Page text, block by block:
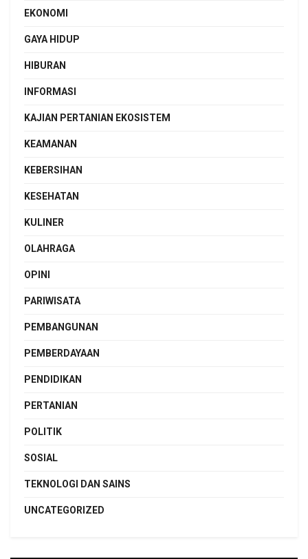
EKONOMI
GAYA HIDUP
HIBURAN
INFORMASI
KAJIAN PERTANIAN EKOSISTEM
KEAMANAN
KEBERSIHAN
KESEHATAN
KULINER
OLAHRAGA
OPINI
PARIWISATA
PEMBANGUNAN
PEMBERDAYAAN
PENDIDIKAN
PERTANIAN
POLITIK
SOSIAL
TEKNOLOGI DAN SAINS
UNCATEGORIZED